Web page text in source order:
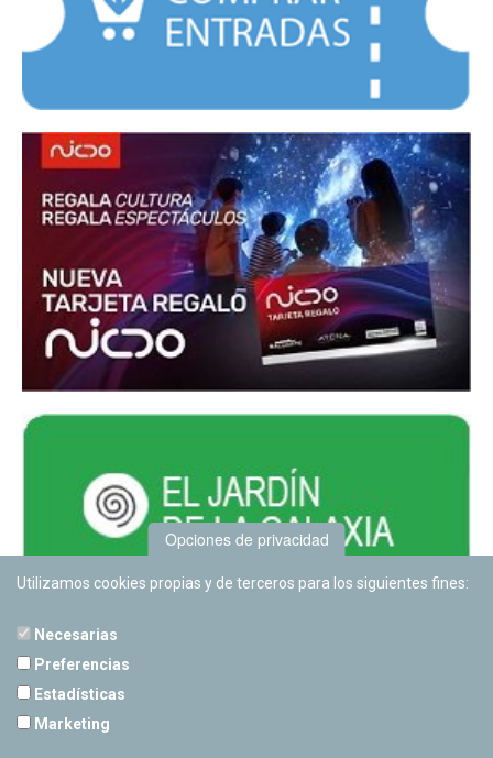
Opciones de privacidad
Utilizamos cookies propias y de terceros para los siguientes fines:
Necesarias
Preferencias
Estadísticas
Marketing